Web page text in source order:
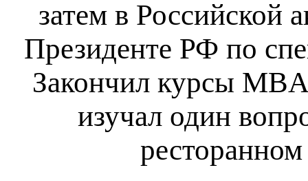
затем в Российской
Президенте РФ по
Закончил курсы
изучал один